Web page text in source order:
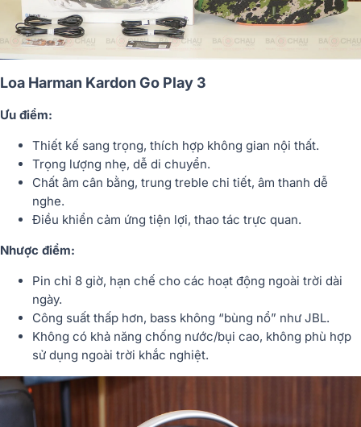
Loa Harman Kardon Go Play 3
Ưu điểm:
Thiết kế sang trọng, thích hợp không gian nội thất.
Trọng lượng nhẹ, dễ di chuyển.
Chất âm cân bằng, trung treble chi tiết, âm thanh dễ
nghe.
Điều khiển cảm ứng tiện lợi, thao tác trực quan.
Nhược điểm:
Pin chỉ 8 giờ, hạn chế cho các hoạt động ngoài trời dài
ngày.
Công suất thấp hơn, bass không “bùng nổ” như JBL.
Không có khả năng chống nước/bụi cao, không phù hợp
sử dụng ngoài trời khắc nghiệt.